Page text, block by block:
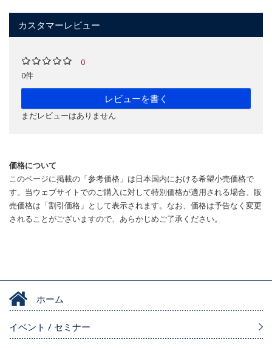
カスタマーレビュー
0
0件
レビューを書く
まだレビューはありません
価格について
このページに掲載の「参考価格」は日本国内における希望小売価格で
す。当ウェブサイトでのご購入に対して特別価格が適用される場合、販
売価格は「割引価格」として表示されます。なお、価格は予告なく変更
されることがございますので、あらかじめご了承ください。
ホーム
イベント / セミナー